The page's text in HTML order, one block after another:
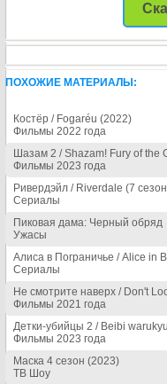
ПОХОЖИЕ МАТЕРИАЛЫ:
Костёр / Fogaréu (2022)
Фильмы 2022 года
Шазам 2 / Shazam! Fury of the
Фильмы 2023 года
Ривердэйл / Riverdale (7
Сериалы
Пиковая дама: Черный обряд
Ужасы
Алиса в Пограничье / Alice in
Сериалы
Не смотрите наверх / Don't
Фильмы 2021 года
Детки-убийцы 2 / Beibi
Фильмы 2023 года
Маска 4 сезон (2023)
ТВ Шоу